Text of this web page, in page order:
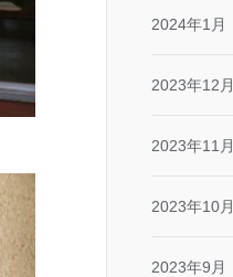
2024年1月
2023年12月
2023年11月
2023年10月
2023年9月